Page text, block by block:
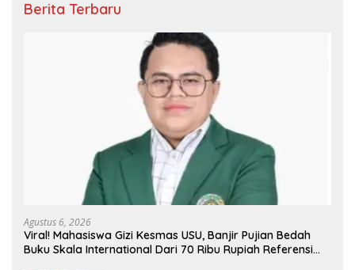
Berita Terbaru
Agustus 6, 2026
Viral! Mahasiswa Gizi Kesmas USU, Banjir Pujian Bedah
Buku Skala International Dari 70 Ribu Rupiah Referensi